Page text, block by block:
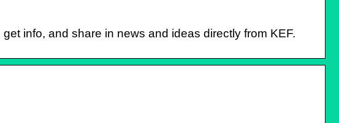
info, and share in news and ideas directly from KEF.